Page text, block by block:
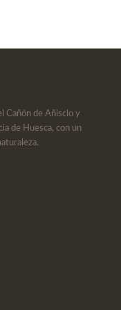
Cañón de Añisclo y
de Huesca, con un